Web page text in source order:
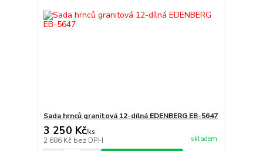
Sada hrnců granitová 12-dílná EDENBERG EB-5647
3 250 Kč/ks
2 686 Kč bez DPH skladem